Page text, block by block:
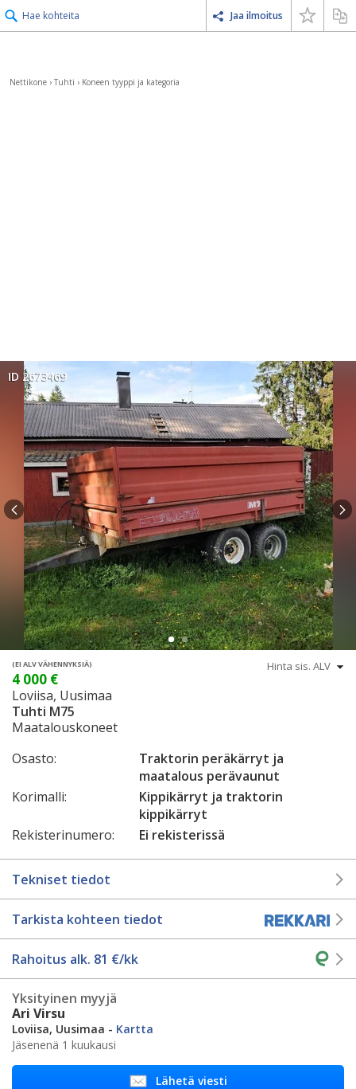
Hae kohteita Jaa ilmoitus
Nettikone › Tuhti › Koneen tyyppi ja kategoria
ID 2673469
(EI ALV VÄHENNYKSIÄ)
4 000 €
Loviisa, Uusimaa
Tuhti M75
Maatalouskoneet
Osasto:
Traktorin peräkärryt ja
maatalous perävaunut
Korimalli:
Kippikärryt ja traktorin
kippikärryt
Rekisterinumero:
Ei rekisterissä
Tekniset tiedot
Tarkista kohteen tiedot
Rahoitus alk. 81 €/kk
Yksityinen myyjä
Ari Virsu
Loviisa, Uusimaa - Kartta
Jäsenenä 1 kuukausi
Lähetä viesti